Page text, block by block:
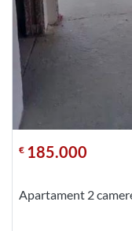
€ 185.000
Apartament 2